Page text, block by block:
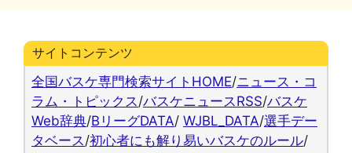
サイトコンテンツ
全国バスケ専門検索サイトHOME/ニュース・コ
ラム・トピックス /バスケニュースRSS/バスケ
Web辞典/BリーグDATA/ WJBL_DATA/選手デー
タベース /初心者にも解り易いバスケのルール/